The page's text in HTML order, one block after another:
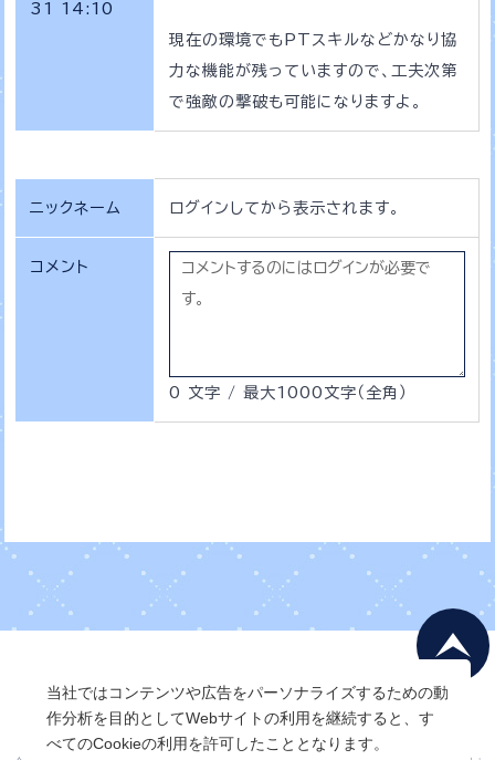
当社ではコンテンツや広告をパーソナライズするための動
作分析を目的としてWebサイトの利用を継続すると、す
べてのCookieの利用を許可したこととなります。
31 14:10
現在の環境でもPTスキルなどかなり協
力な機能が残っていますので、工夫次第
で強敵の撃破も可能になりますよ。
ニックネーム ログインしてから表示されます。
コメント
0 文字 / 最大1000文字（全角）